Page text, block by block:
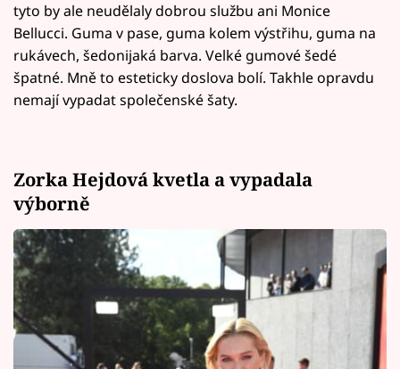
tyto by ale neudělaly dobrou službu ani Monice
Bellucci. Guma v pase, guma kolem výstřihu, guma na
rukávech, šedonijaká barva. Velké gumové šedé
špatné. Mně to esteticky doslova bolí. Takhle opravdu
nemají vypadat společenské šaty.
Zorka Hejdová kvetla a vypadala
výborně